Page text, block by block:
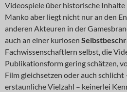
Videospiele über historische
Manko aber liegt nicht nur an den
anderen Akteuren in der
auch an einer kuriosen
Fachwissenschaftlern selbst, die
Publikationsform gering schätzen,
Film gleichsetzen oder auch schlicht
erstaunliche Vielzahl – keinerlei